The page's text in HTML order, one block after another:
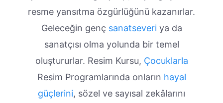
resme yansıtma özgürlüğünü kazanırlar.
Geleceğin genç sanatseveriya da
sanatçısı olma yolunda bir temel
oluştururlar. Resim Kursu, Çocuklarla
Resim Programlarında onların hayal
güçlerini, sözel ve sayısal zekâlarını